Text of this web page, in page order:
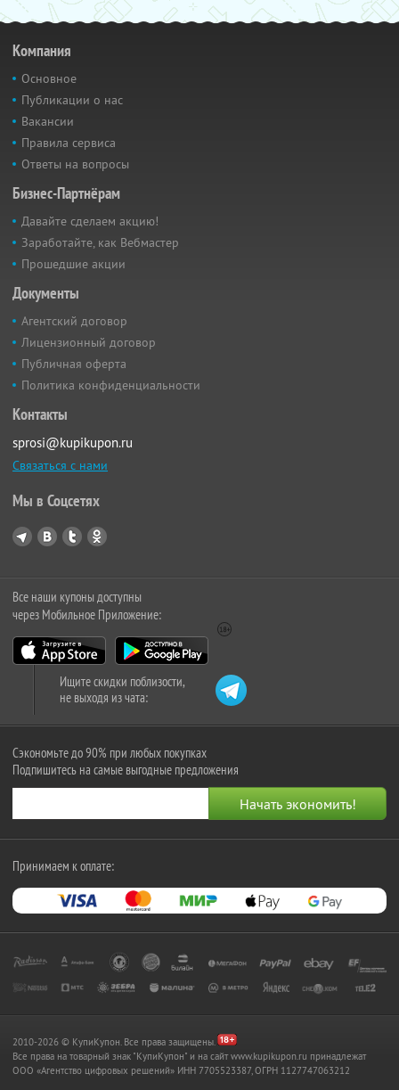
Компания
Основное
Публикации о нас
Вакансии
Правила сервиса
Ответы на вопросы
Бизнес-Партнёрам
Давайте сделаем акцию!
Заработайте, как Вебмастер
Прошедшие акции
Документы
Агентский договор
Лицензионный договор
Публичная оферта
Политика конфиденциальности
Контакты
sprosi@kupikupon.ru
Связаться с нами
Мы в Соцсетях
Все наши купоны доступны
через Мобильное Приложение:
Ищите скидки поблизости,
не выходя из чата:
Сэкономьте до 90% при любых покупках
Подпишитесь на самые выгодные предложения
Принимаем к оплате:
2010-2026 © КупиКупон. Все права защищены.
Все права на товарный знак "КупиКупон" и на сайт www.kupikupon.ru принадлежат
OOO «Агентство цифровых решений» ИНН 7705523387, ОГРН 1127747063212